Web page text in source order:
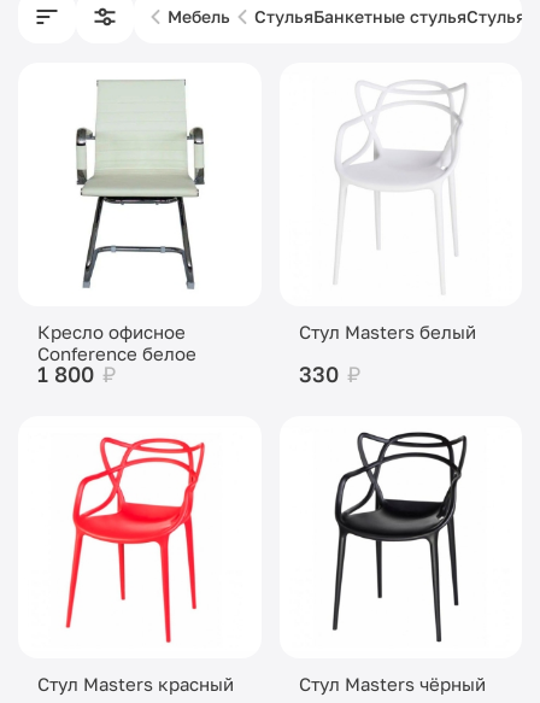
Мебель СтульяБанкетные стульяСтулья
Кресло офисное
Conference белое
1 800 ₽
Стул Masters белый
330 ₽
Стул Masters красный Стул Masters чёрный